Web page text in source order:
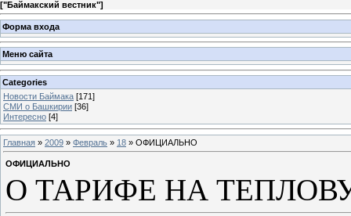
["Баймакский вестник"]
Форма входа
Меню сайта
Categories
Новости Баймака [171]
СМИ о Башкирии [36]
Интересно [4]
Главная » 2009 » Февраль » 18 » ОФИЦИАЛЬНО
ОФИЦИАЛЬНО
О ТАРИФЕ НА